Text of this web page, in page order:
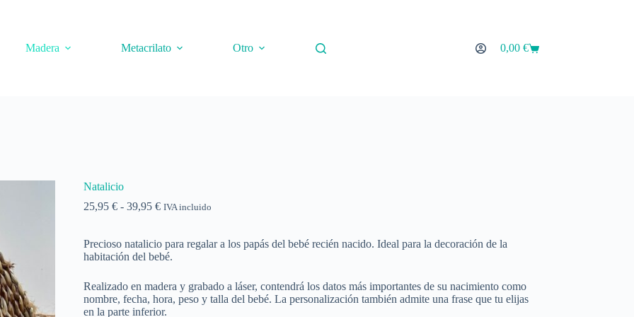
Madera Metacrilato Otro
Carro
0,00 €
Natalicio
25,95€ - 39,95€Rango
desde
25,95 €
39,95 €
IVA incluido
Precioso natalicio para regalar a los papás del bebé recién nacido. Ideal para la decoración de la
habitación del bebé.
Realizado en madera y grabado a láser, contendrá los datos más importantes de su nacimiento como
nombre, fecha, hora, peso y talla del bebé. La personalización también admite una frase que tu elijas
en la parte inferior.